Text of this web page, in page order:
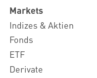
Markets
Indizes & Aktien
Fonds
ETF
Derivate